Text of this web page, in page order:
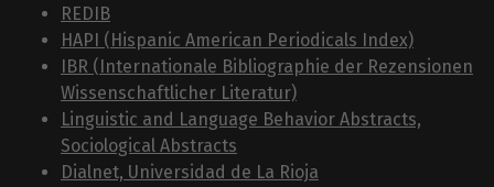
REDIB
HAPI (Hispanic American Periodicals Index)
IBR (Internationale Bibliographie der Rezensionen
Wissenschaftlicher Literatur)
Linguistic and Language Behavior Abstracts,
Sociological Abstracts
Dialnet, Universidad de La Rioja